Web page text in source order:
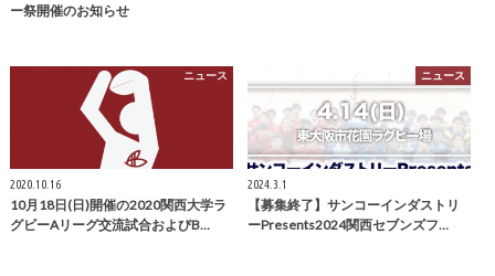
ー祭開催のお知らせ
ニュース
2020.10.16
10月18日(日)開催の2020関西大学ラ
グビーAリーグ交流試合およびB…
ニュース
2024.3.1
【募集終了】サンコーインダストリ
ーPresents2024関西セブンズフ…